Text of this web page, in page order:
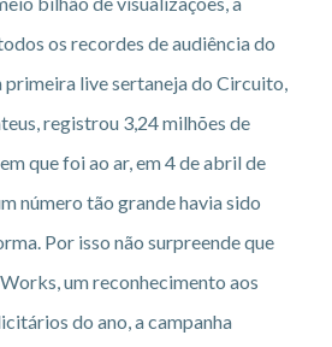
os recordes de audiência do
primeira live sertaneja do Circuito,
registrou 3,24 milhões de
que foi ao ar, em 4 de abril de
número tão grande havia sido
Por isso não surpreende que
um reconhecimento aos
do ano, a campanha